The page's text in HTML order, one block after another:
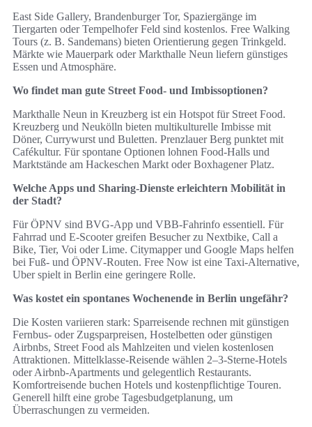
East Side Gallery, Brandenburger Tor, Spaziergänge im
Tiergarten oder Tempelhofer Feld sind kostenlos. Free Walking
Tours (z. B. Sandemans) bieten Orientierung gegen Trinkgeld.
Märkte wie Mauerpark oder Markthalle Neun liefern günstiges
Essen und Atmosphäre.
Wo findet man gute Street Food‑ und Imbissoptionen?
Markthalle Neun in Kreuzberg ist ein Hotspot für Street Food.
Kreuzberg und Neukölln bieten multikulturelle Imbisse mit
Döner, Currywurst und Buletten. Prenzlauer Berg punktet mit
Cafékultur. Für spontane Optionen lohnen Food‑Halls und
Marktstände am Hackeschen Markt oder Boxhagener Platz.
Welche Apps und Sharing‑Dienste erleichtern Mobilität in
der Stadt?
Für ÖPNV sind BVG‑App und VBB‑Fahrinfo essentiell. Für
Fahrrad und E‑Scooter greifen Besucher zu Nextbike, Call a
Bike, Tier, Voi oder Lime. Citymapper und Google Maps helfen
bei Fuß‑ und ÖPNV‑Routen. Free Now ist eine Taxi‑Alternative,
Uber spielt in Berlin eine geringere Rolle.
Was kostet ein spontanes Wochenende in Berlin ungefähr?
Die Kosten variieren stark: Sparreisende rechnen mit günstigen
Fernbus‑ oder Zugsparpreisen, Hostelbetten oder günstigen
Airbnbs, Street Food als Mahlzeiten und vielen kostenlosen
Attraktionen. Mittelklasse‑Reisende wählen 2–3‑Sterne‑Hotels
oder Airbnb‑Apartments und gelegentlich Restaurants.
Komfortreisende buchen Hotels und kostenpflichtige Touren.
Generell hilft eine grobe Tagesbudgetplanung, um
Überraschungen zu vermeiden.